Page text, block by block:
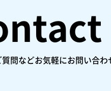
問などお気軽にお問い合わ